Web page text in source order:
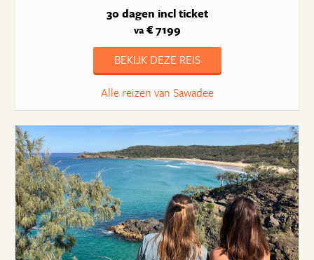
30 dagen incl ticket
va€ 7199
BEKIJK DEZE REIS
Alle reizen van Sawadee